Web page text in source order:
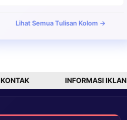
Lihat Semua Tulisan Kolom →
KONTAK INFORMASI IKLAN